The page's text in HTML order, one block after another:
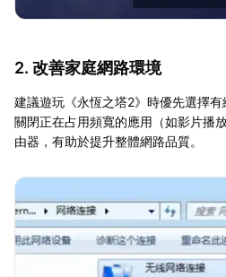
2. 改善家庭網路環境
建議遊玩《永恆之塔2》時優先選擇有
關閉正在占用頻寬的應用（如影片播
由器，有助於提升整體網路品質。